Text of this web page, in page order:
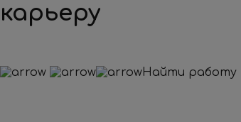
карьеру
Найти работу